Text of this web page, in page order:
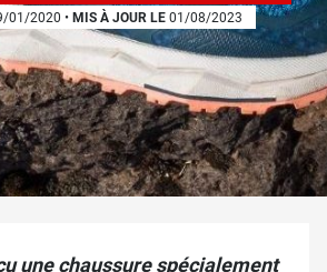
01/2020 • MIS À JOUR LE 01/08/2023
une chaussure spécialement